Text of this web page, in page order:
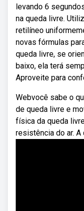
levando 6
na queda livre.
retilíneo
novas fórmulas
queda livre, se
baixo, ela terá
Aproveite para
Webvocê sabe o
de queda livre e
física da queda
resistência do ar. A